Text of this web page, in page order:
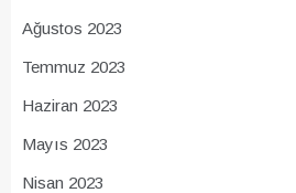
Ağustos 2023
Temmuz 2023
Haziran 2023
Mayıs 2023
Nisan 2023